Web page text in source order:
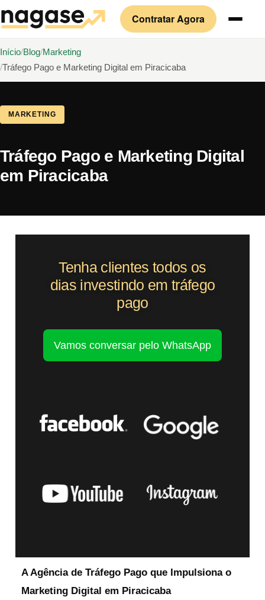
Contratar Agora
Início Blog Marketing
Tráfego Pago e Marketing Digital em Piracicaba
MARKETING
Tráfego Pago e Marketing Digital
em Piracicaba
Tenha clientes todos os
dias investindo em tráfego
pago
Vamos conversar pelo WhatsApp
A Agência de Tráfego Pago que Impulsiona o
Marketing Digital em Piracicaba